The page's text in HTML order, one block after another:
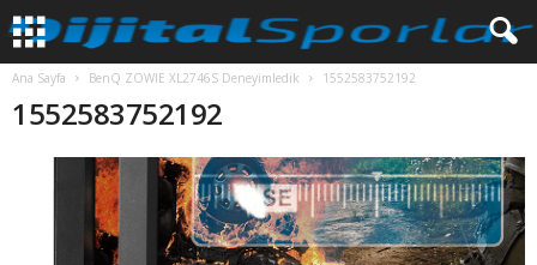
Ana Sayfa BenQ ZOWIE XL2746S Deneyimledik 1552583752192
1552583752192